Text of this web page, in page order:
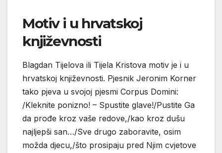
Motiv i u hrvatskoj
književnosti
Blagdan Tijelova ili Tijela Kristova motiv je i u
hrvatskoj književnosti. Pjesnik Jeronim Korner
tako pjeva u svojoj pjesmi Corpus Domini:
/Kleknite ponizno! – Spustite glave!/Pustite Ga
da prođe kroz vaše redove,/kao kroz dušu
najljepši san…/Sve drugo zaboravite, osim
možda djecu,/što prosipaju pred Njim cvjetove